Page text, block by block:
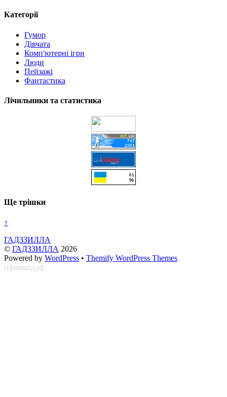
Категорії
Гумор
Дівчата
Комп'ютерні ігри
Люди
Пейзажі
Фантастика
Лічильники та статистика
Ще трішки
↑
ГАДЗЗИЛЛА
© ГАДЗЗИЛЛА 2026
Powered by WordPress • Themify WordPress Themes
пфвяяшддф